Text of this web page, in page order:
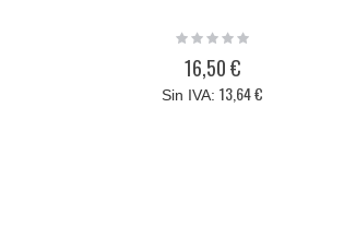
Rating:
16,50 €
13,64 €